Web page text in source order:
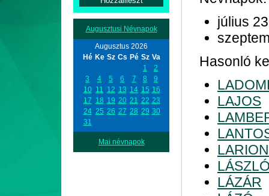
Augusztusi Névnapok
Augusztus 2026
Hé Ke Sz Cs Pé Sz Va
1
2
3
4 5 6 7 8
9
10 11 12 13 14 15 16
17 18 19 20 21 22 23
24 25 26 27 28 29 30
31
Mai névnapok
július 23
Hasonló
LAJOS
LARION
LÁZÁR